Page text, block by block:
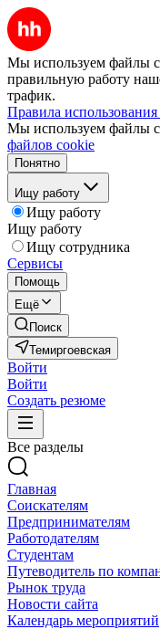
Мы используем файлы
правильную работу
трафик.
Правила
Мы используем файлы
файлов cookie
Понятно
Ищу работу
Ищу работу
Ищу работу
Ищу сотрудника
Сервисы
Помощь
Ещё
Поиск
Темиргоевская
Войти
Войти
Создать резюме
Все разделы
Главная
Соискателям
Предпринимателям
Работодателям
Студентам
Путеводитель по
Рынок труда
Новости сайта
Календарь мероприятий